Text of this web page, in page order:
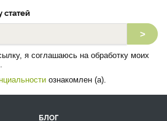
статей
>
я соглашаюсь на обработку моих
ознакомлен (а).
БЛОГ